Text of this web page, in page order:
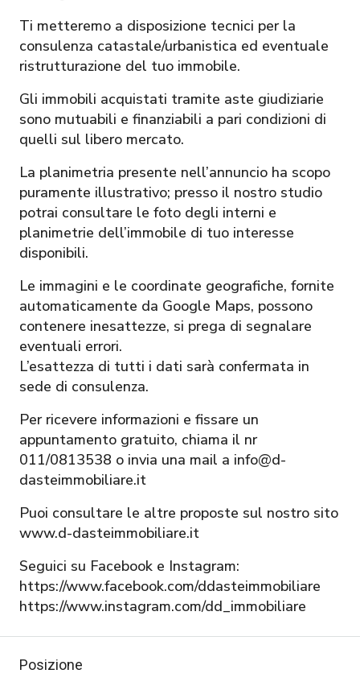
Ti metteremo a disposizione tecnici per la
consulenza catastale/urbanistica ed eventuale
ristrutturazione del tuo immobile.
Gli immobili acquistati tramite aste giudiziarie
sono mutuabili e finanziabili a pari condizioni di
quelli sul libero mercato.
La planimetria presente nell’annuncio ha scopo
puramente illustrativo; presso il nostro studio
potrai consultare le foto degli interni e
planimetrie dell’immobile di tuo interesse
disponibili.
Le immagini e le coordinate geografiche, fornite
automaticamente da Google Maps, possono
contenere inesattezze, si prega di segnalare
eventuali errori.
L’esattezza di tutti i dati sarà confermata in
sede di consulenza.
Per ricevere informazioni e fissare un
appuntamento gratuito, chiama il nr
011/0813538 o invia una mail a info@d-
dasteimmobiliare.it
Puoi consultare le altre proposte sul nostro sito
www.d-dasteimmobiliare.it
Seguici su Facebook e Instagram:
https://www.facebook.com/ddasteimmobiliare
https://www.instagram.com/dd_immobiliare
Posizione